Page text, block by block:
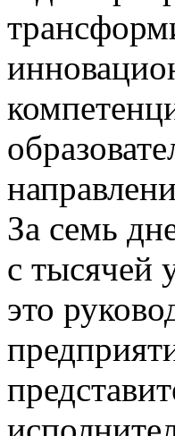
За семь
с тысячей
это